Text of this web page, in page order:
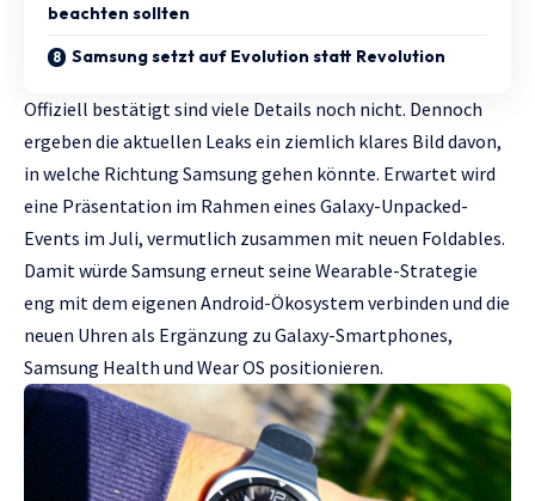
beachten sollten
Samsung setzt auf Evolution statt Revolution
Offiziell bestätigt sind viele Details noch nicht. Dennoch
ergeben die aktuellen Leaks ein ziemlich klares Bild davon,
in welche Richtung Samsung gehen könnte. Erwartet wird
eine Präsentation im Rahmen eines Galaxy-Unpacked-
Events im Juli, vermutlich zusammen mit neuen Foldables.
Damit würde Samsung erneut seine Wearable-Strategie
eng mit dem eigenen Android-Ökosystem verbinden und die
neuen Uhren als Ergänzung zu Galaxy-Smartphones,
Samsung Health und Wear OS positionieren.